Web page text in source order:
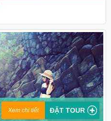
Xem chi tiết ĐẶT TOUR